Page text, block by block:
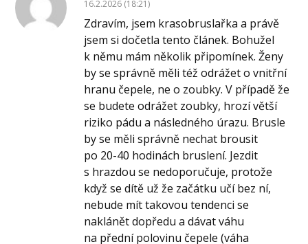
16.2.2026 (18:21)
Zdravím, jsem krasobruslařka a právě
jsem si dočetla tento článek. Bohužel
k němu mám několik připomínek. Ženy
by se správně měli též odrážet o vnitřní
hranu čepele, ne o zoubky. V případě že
se budete odrážet zoubky, hrozí větší
riziko pádu a následného úrazu. Brusle
by se měli správně nechat brousit
po 20-40 hodinách bruslení. Jezdit
s hrazdou se nedoporučuje, protože
když se dítě už že začátku učí bez ní,
nebude mít takovou tendenci se
naklánět dopředu a dávat váhu
na přední polovinu čepele (váha